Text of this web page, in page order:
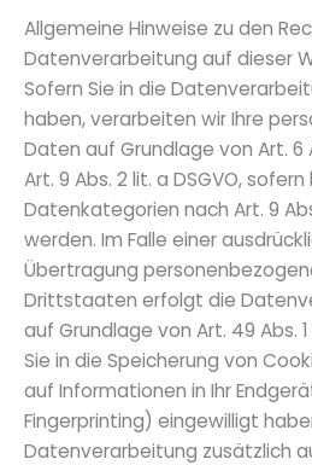
Allgemeine Hinweise zu den
Datenverarbeitung auf dieser
Sofern Sie in die
haben, verarbeiten wir Ihre
Daten auf Grundlage von Art. 6
Art. 9 Abs. 2 lit. a DSGVO,
Datenkategorien nach Art. 9
werden. Im Falle einer
Übertragung
Drittstaaten erfolgt die
auf Grundlage von Art. 49 Abs. 1
Sie in die Speicherung von
auf Informationen in Ihr
Fingerprinting) eingewilligt
Datenverarbeitung zusätzlich